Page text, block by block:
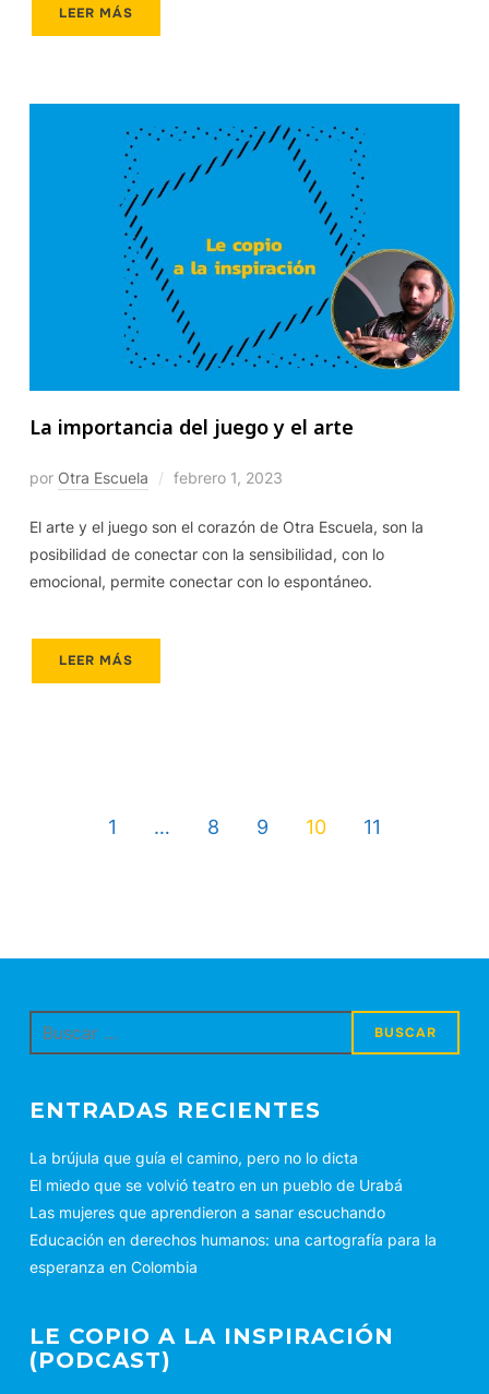
LEER MÁS
La importancia del juego y el arte
por Otra Escuela febrero 1, 2023
El arte y el juego son el corazón de Otra Escuela, son la
posibilidad de conectar con la sensibilidad, con lo
emocional, permite conectar con lo espontáneo.
LEER MÁS
1 … 8 9 10 11
Buscar:
ENTRADAS RECIENTES
La brújula que guía el camino, pero no lo dicta
El miedo que se volvió teatro en un pueblo de Urabá
Las mujeres que aprendieron a sanar escuchando
Educación en derechos humanos: una cartografía para la
esperanza en Colombia
LE COPIO A LA INSPIRACIÓN
(PODCAST)